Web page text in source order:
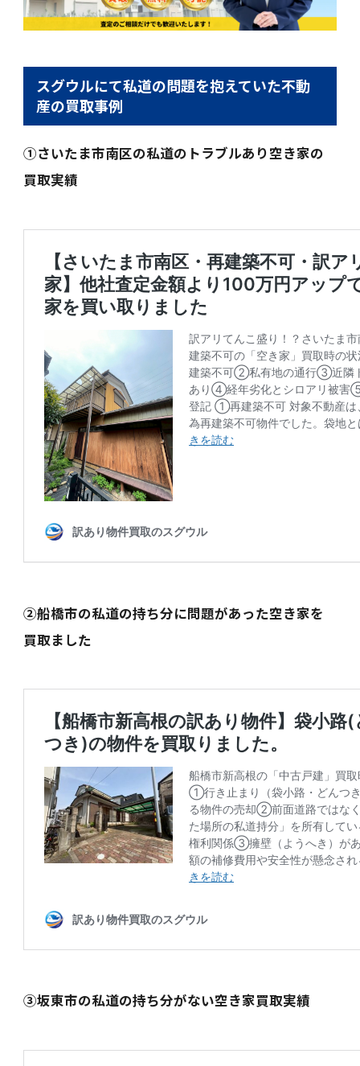
スグウルにて私道の問題を抱えていた不動
産の買取事例
①さいたま市南区の私道のトラブルあり空き家の
買取実績
②船橋市の私道の持ち分に問題があった空き家を
買取ました
③坂東市の私道の持ち分がない空き家買取実績